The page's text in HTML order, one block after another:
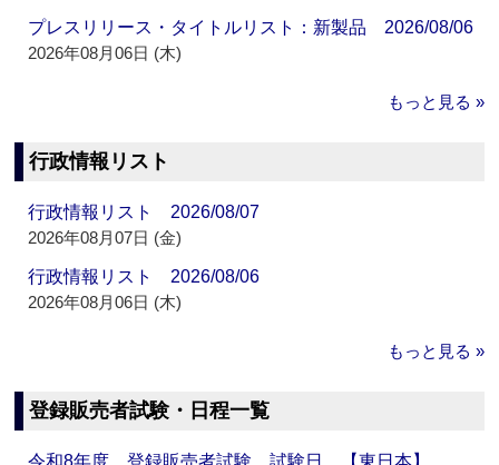
プレスリリース・タイトルリスト：新製品 2026/08/06
2026年08月06日 (木)
もっと見る »
行政情報リスト
行政情報リスト 2026/08/07
2026年08月07日 (金)
行政情報リスト 2026/08/06
2026年08月06日 (木)
もっと見る »
登録販売者試験・日程一覧